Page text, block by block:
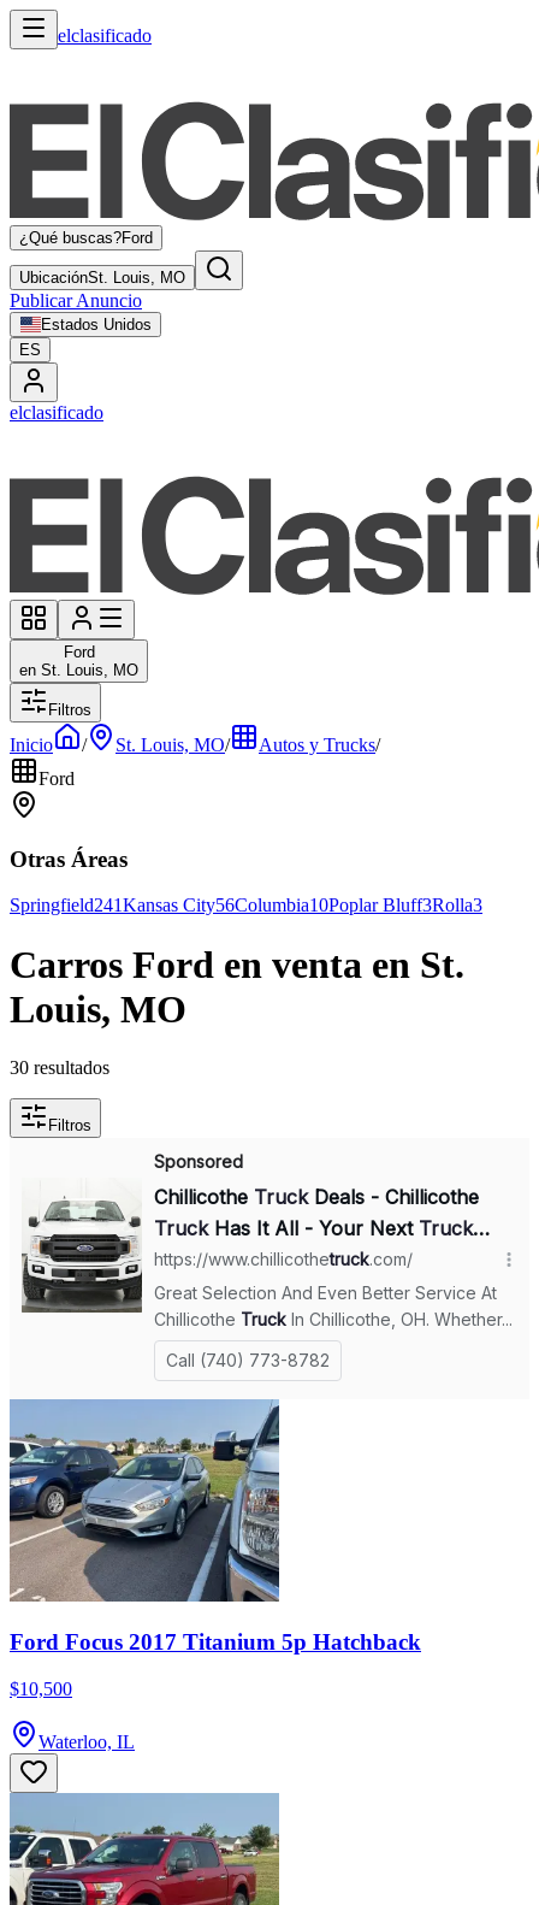
elclasificado
¿Qué buscas?Ford
UbicaciónSt. Louis, MO
Publicar Anuncio
Estados Unidos
ES
elclasificado
Ford
en St. Louis, MO
Filtros
Inicio / St. Louis, MO/ Autos y Trucks/
Ford
Otras Áreas
Springfield241Kansas City56Columbia10Poplar Bluff3Rolla3
Carros Ford en venta en St.
Louis, MO
30 resultados
Filtros
Ford Focus 2017 Titanium 5p Hatchback
$10,500
Waterloo, IL